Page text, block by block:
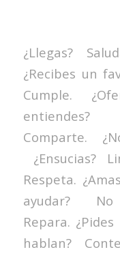
¿Llegas?
¿Recibes un
Cumple.
entiendes?
Comparte.
¿Ensucias?
Respeta.
ayudar? No
Repara.
hablan?